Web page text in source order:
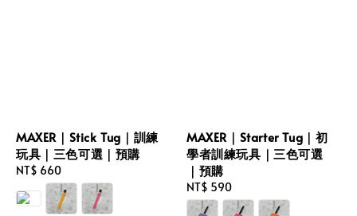
MAXER｜Stick Tug｜訓練
玩具｜三色可選｜預購
Regular
price
NT$ 660
MAXER｜Starter Tug｜初
學者訓練玩具｜三色可選
｜預購
Regular
price
NT$ 590